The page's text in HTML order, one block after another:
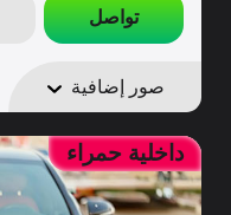
تواصل
صور إضافية
داخلية حمراء